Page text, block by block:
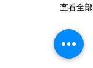
查看全部